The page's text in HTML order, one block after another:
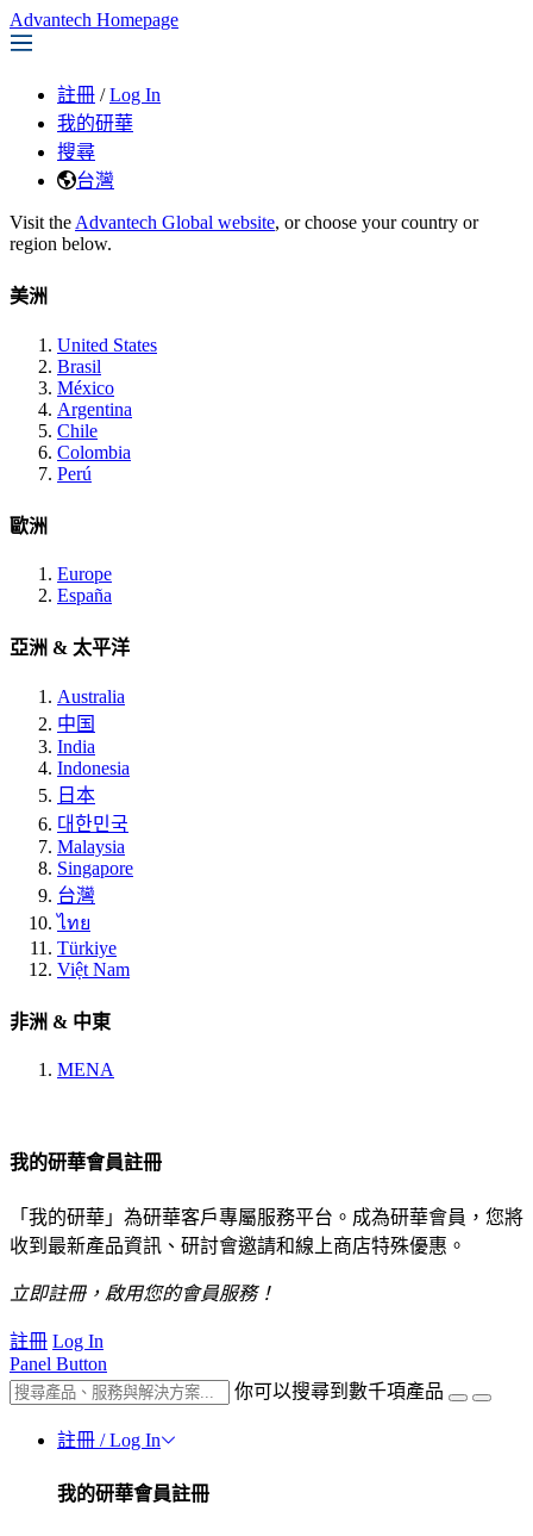
Advantech Homepage
註冊 / Log In
我的研華
搜尋
台灣
Visit the Advantech Global website, or choose your country or
region below.
美洲
United States
Brasil
México
Argentina
Chile
Colombia
Perú
歐洲
Europe
España
亞洲 & 太平洋
Australia
中国
India
Indonesia
日本
대한민국
Malaysia
Singapore
台灣
ไทย
Türkiye
Việt Nam
非洲 & 中東
MENA
我的研華會員註冊
「我的研華」為研華客戶專屬服務平台。成為研華會員，您將
收到最新產品資訊、研討會邀請和線上商店特殊優惠。
立即註冊，啟用您的會員服務！
註冊 Log In
Panel Button
你可以搜尋到數千項產品
註冊 / Log In
我的研華會員註冊